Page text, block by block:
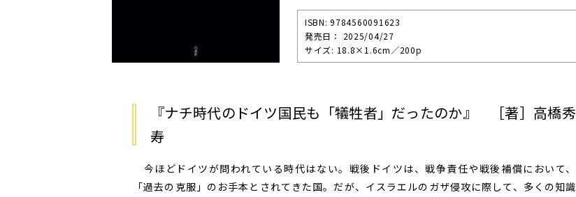
ISBN: 9784560091623
発売⽇： 2025/04/27
サイズ: 18.8×1.6cm／200p
『ナチ時代のドイツ国民も「犠牲者」だったのか』 ［著］高橋秀
寿
今ほどドイツが問われている時代はない。戦後ドイツは、戦争責任や戦後補償において、
「過去の克服」のお手本とされてきた国。だが、イスラエルのガザ侵攻に際して、多くの知識